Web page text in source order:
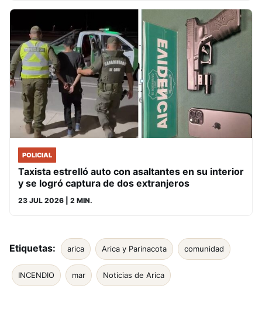
POLICIAL
Taxista estrelló auto con asaltantes en su interior
y se logró captura de dos extranjeros
23 JUL 2026 | 2 MIN.
Etiquetas: arica Arica y Parinacota comunidad
INCENDIO mar Noticias de Arica